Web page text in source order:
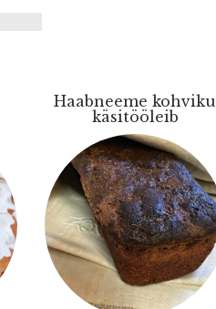
Haabneeme kohviku
käsitööleib
Sisaldab:
juuretis, täistera
rukkijahu,
nisujahu,
seemnesegu,
fariini suhkur,
vesi, õli, või.
Gluteen, laktoos